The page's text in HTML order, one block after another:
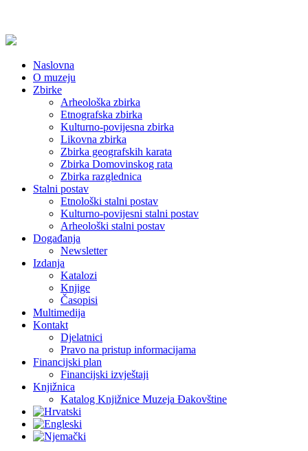
Naslovna
O muzeju
Zbirke
Arheološka zbirka
Etnografska zbirka
Kulturno-povijesna zbirka
Likovna zbirka
Zbirka geografskih karata
Zbirka Domovinskog rata
Zbirka razglednica
Stalni postav
Etnološki stalni postav
Kulturno-povijesni stalni postav
Arheološki stalni postav
Događanja
Newsletter
Izdanja
Katalozi
Knjige
Časopisi
Multimedija
Kontakt
Djelatnici
Pravo na pristup informacijama
Financijski plan
Financijski izvještaji
Knjižnica
Katalog Knjižnice Muzeja Đakovštine